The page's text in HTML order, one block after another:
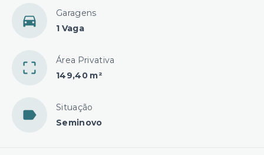
Garagens
1 Vaga
Área Privativa
149,40 m²
Situação
Seminovo